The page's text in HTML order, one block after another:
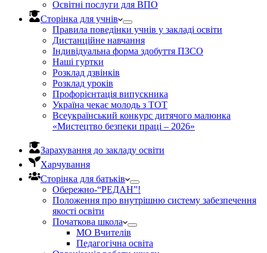
Освітні послуги для ВПО
Сторінка для учнів
Правила поведінки учнів у закладі освіти
Дистанційне навчання
Індивідуальна форма здобуття ПЗСО
Наші гуртки
Розклад дзвінків
Розклад уроків
Профорієнтація випускника
Україна чекає молодь з ТОТ
Всеукраїнський конкурс дитячого малюнка
«Мистецтво безпеки праці – 2026»
Зарахування до закладу освіти
Харчування
Сторінка для батьків
Обережно-“РЕДАН”!
Положення про внутрішню систему забезпечення
якості освіти
Початкова школа
МО Вчителів
Педагогічна освіта